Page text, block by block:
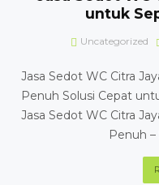
untuk
Uncategorized
Jasa Sedot WC Citra
Penuh Solusi Cepat
Jasa Sedot WC Citra
Penuh